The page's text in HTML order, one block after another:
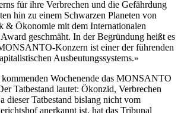
für ihre Verbrechen und die Gefährdung
hin zu einem Schwarzen Planeten von
& Ökonomie mit dem Internationalen
geschmäht. In der Begründung heißt es
Konzern ist einer der führenden
Ausbeutungssystems.»
Wochenende das MONSANTO
Tatbestand lautet: Ökonzid, Verbrechen
dieser Tatbestand bislang nicht vom
anerkannt ist, hat das Tribunal